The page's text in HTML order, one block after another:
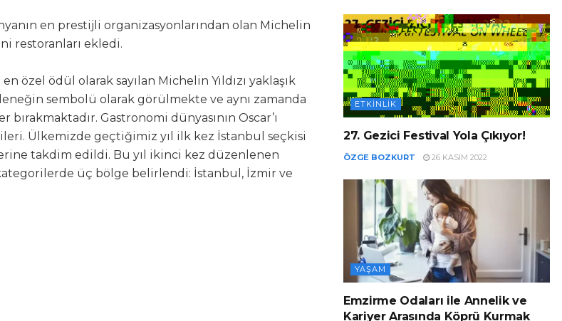
en prestijli organizasyonlarından olan Michelin
restoranları ekledi.
özel ödül olarak sayılan Michelin Yıldızı yaklaşık
sembolü olarak görülmekte ve aynı zamanda
bırakmaktadır. Gastronomi dünyasının Oscar’ı
Ülkemizde geçtiğimiz yıl ilk kez İstanbul seçkisi
takdim edildi. Bu yıl ikinci kez düzenlenen
üç bölge belirlendi: İstanbul, İzmir ve
ETKINLIK
27. Gezici Festival Yola Çıkıyor!
ÖZGE BOZKURT 26 KASIM 2022
YAŞAM
Emzirme Odaları ile Annelik ve
Kariyer Arasında Köprü Kurmak